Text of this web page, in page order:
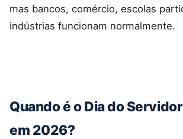
mas bancos, comércio, escolas
indústrias funcionam normalmente.
Quando é o Dia do
em 2026?